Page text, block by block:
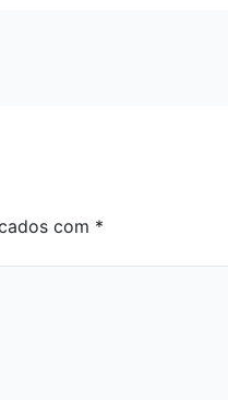
com *